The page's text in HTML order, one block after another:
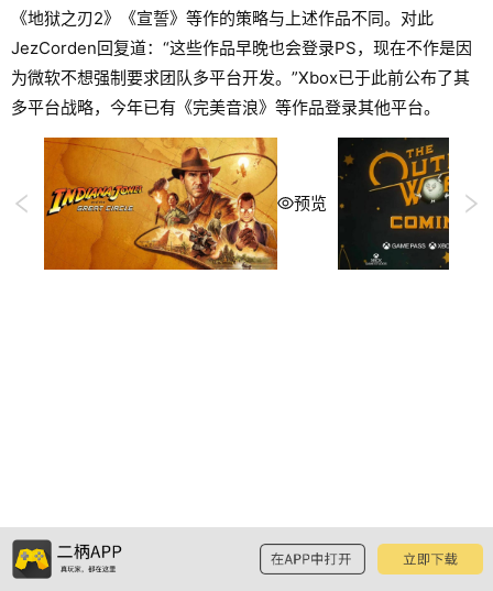
《地狱之刃2》《宣誓》等作的策略与上述作品不同。对此
JezCorden回复道：“这些作品早晚也会登录PS，现在不作是因
为微软不想强制要求团队多平台开发。”Xbox已于此前公布了其
多平台战略，今年已有《完美音浪》等作品登录其他平台。
预览